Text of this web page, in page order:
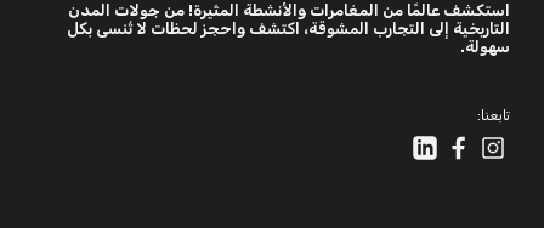
استكشف عالمًا من المغامرات والأنشطة المثيرة! من جولات المدن
التاريخية إلى التجارب المشوقة، اكتشف واحجز لحظات لا تُنسى بكل
سهولة.
تابعنا: